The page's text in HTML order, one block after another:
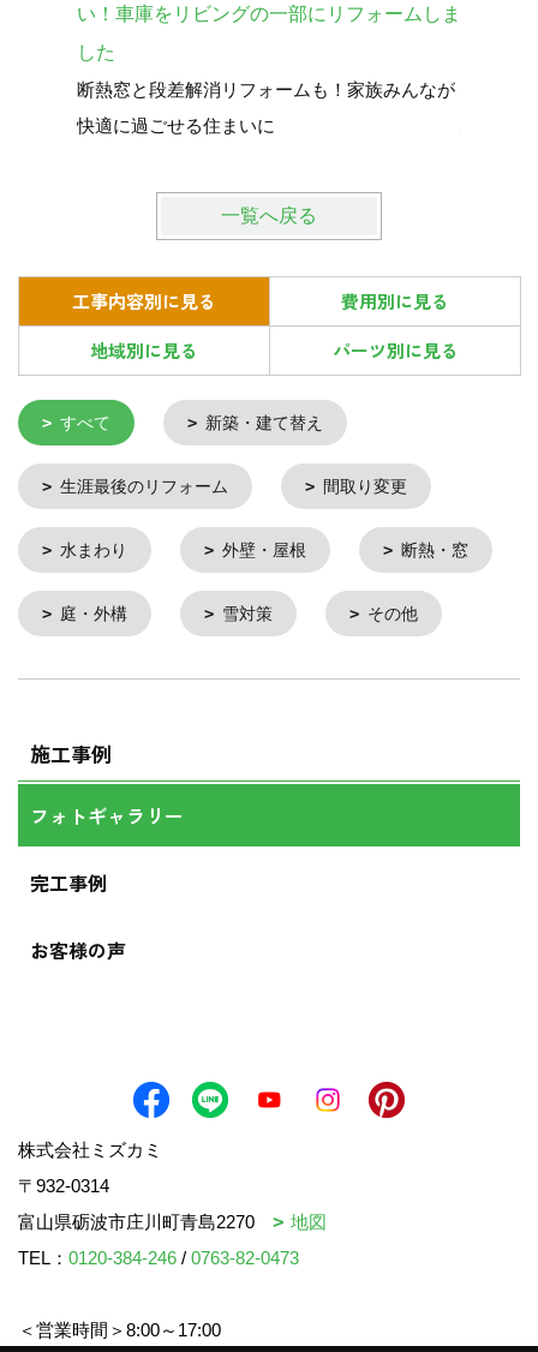
い！車庫をリビングの一部にリフォームしま
した
断熱窓と段差解消リフォームも！家族みんなが
快適に過ごせる住まいに
一覧へ戻る
工事内容別に見る
費用別に見る
地域別に見る
パーツ別に見る
すべて 新築・建て替え
生涯最後のリフォーム 間取り変更
水まわり 外壁・屋根 断熱・窓
庭・外構 雪対策 その他
施工事例
フォトギャラリー
完工事例
お客様の声
株式会社ミズカミ
〒932-0314
富山県砺波市庄川町青島2270
地図
TEL： 0120-384-246 / 0763-82-0473
＜営業時間＞8:00～17:00